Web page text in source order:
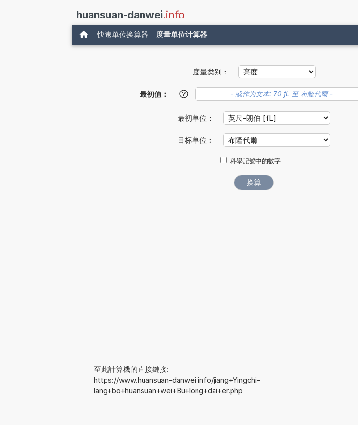
huansuan-danwei.info
快速单位换算器 度量单位计算器
度量类别︰
最初值： ?
最初单位：
目标单位︰
科學記號中的數字
至此計算機的直接鏈接:
https://www.huansuan-danwei.info/jiang+Yingchi-
lang+bo+huansuan+wei+Bu+long+dai+er.php